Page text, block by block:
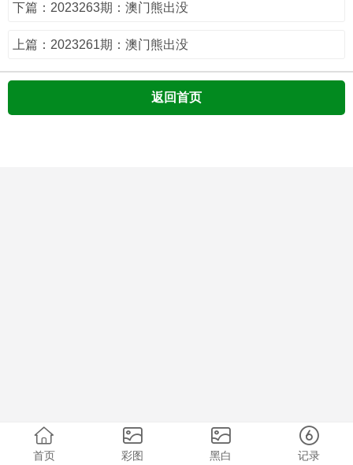
下篇：2023263期：澳门熊出没
上篇：2023261期：澳门熊出没
返回首页
首页 彩图 黑白 记录